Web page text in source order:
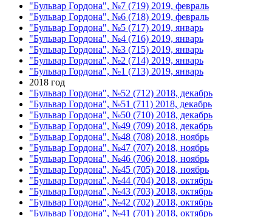
"Бульвар Гордона", №7 (719) 2019, февраль
"Бульвар Гордона", №6 (718) 2019, февраль
"Бульвар Гордона", №5 (717) 2019, январь
"Бульвар Гордона", №4 (716) 2019, январь
"Бульвар Гордона", №3 (715) 2019, январь
"Бульвар Гордона", №2 (714) 2019, январь
"Бульвар Гордона", №1 (713) 2019, январь
2018 год
"Бульвар Гордона", №52 (712) 2018, декабрь
"Бульвар Гордона", №51 (711) 2018, декабрь
"Бульвар Гордона", №50 (710) 2018, декабрь
"Бульвар Гордона", №49 (709) 2018, декабрь
"Бульвар Гордона", №48 (708) 2018, ноябрь
"Бульвар Гордона", №47 (707) 2018, ноябрь
"Бульвар Гордона", №46 (706) 2018, ноябрь
"Бульвар Гордона", №45 (705) 2018, ноябрь
"Бульвар Гордона", №44 (704) 2018, октябрь
"Бульвар Гордона", №43 (703) 2018, октябрь
"Бульвар Гордона", №42 (702) 2018, октябрь
"Бульвар Гордона", №41 (701) 2018, октябрь